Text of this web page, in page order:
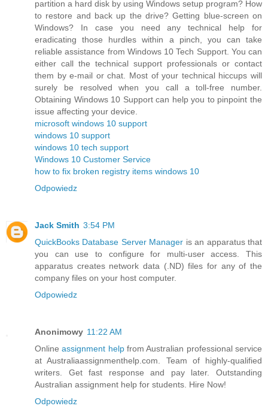
partition a hard disk by using Windows setup program? How
to restore and back up the drive? Getting blue-screen on
Windows? In case you need any technical help for
eradicating those hurdles within a pinch, you can take
reliable assistance from Windows 10 Tech Support. You can
either call the technical support professionals or contact
them by e-mail or chat. Most of your technical hiccups will
surely be resolved when you call a toll-free number.
Obtaining Windows 10 Support can help you to pinpoint the
issue affecting your device.
microsoft windows 10 support
windows 10 support
windows 10 tech support
Windows 10 Customer Service
how to fix broken registry items windows 10
Odpowiedz
Jack Smith 3:54 PM
QuickBooks Database Server Manager is an apparatus that
you can use to configure for multi-user access. This
apparatus creates network data (.ND) files for any of the
company files on your host computer.
Odpowiedz
Anonimowy 11:22 AM
Onlineassignment helpfrom Australian professional service
at Australiaassignmenthelp.com. Team of highly-qualified
writers. Get fast response and pay later. Outstanding
Australian assignment help for students. Hire Now!
Odpowiedz